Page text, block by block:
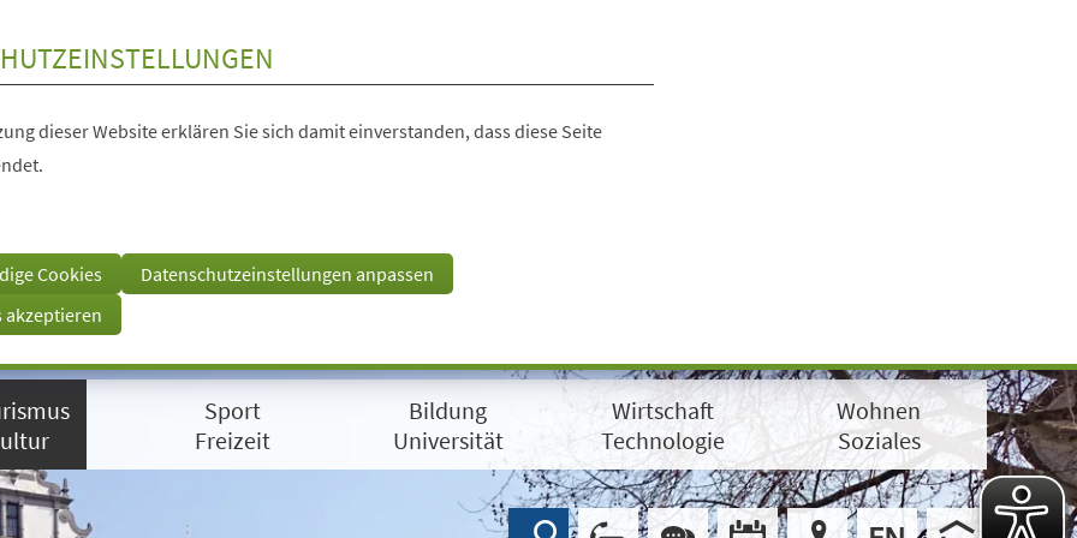
dieser Website erklären Sie sich damit einverstanden, dass diese Seite
Cookies
Datenschutzeinstellungen anpassen
akzeptieren
Sport
Freizeit
Bildung
Universität
Wirtschaft
Technologie
Wohnen
Soziales